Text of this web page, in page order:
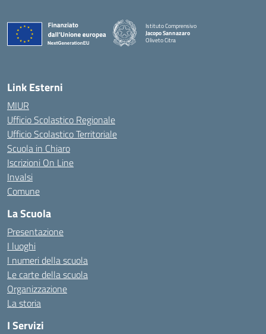
Istituto Comprensivo
Jacopo Sannazaro
Oliveto Citra
Link Esterni
MIUR
Ufficio Scolastico Regionale
Ufficio Scolastico Territoriale
Scuola in Chiaro
Iscrizioni On Line
Invalsi
Comune
La Scuola
Presentazione
I luoghi
I numeri della scuola
Le carte della scuola
Organizzazione
La storia
I Servizi